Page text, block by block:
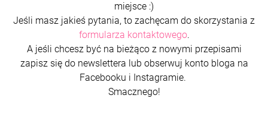
miejsce :)
Jeśli masz jakieś pytania, to zachęcam do skorzystania z
formularza kontaktowego.
A jeśli chcesz być na bieżąco z nowymi przepisami
zapisz się do newslettera lub obserwuj konto bloga na
Facebooku i Instagramie.
Smacznego!